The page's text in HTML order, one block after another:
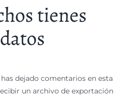
tienes
dejado comentarios en esta
un archivo de exportación